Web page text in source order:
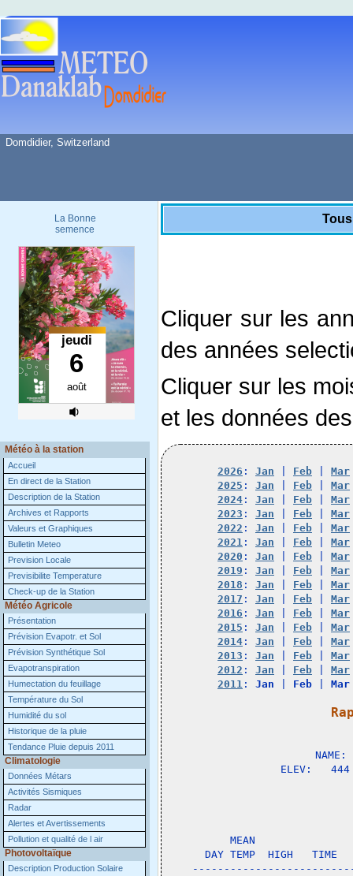
Domdidier, Switzerland
La Bonne
semence
Météo à la station
Accueil
En direct de la Station
Description de la Station
Archives et Rapports
Valeurs et Graphiques
Bulletin Meteo
Prevision Locale
Previsibilite Temperature
Check-up de la Station
Météo Agricole
Présentation
Prévision Evapotr. et Sol
Prévision Synthétique Sol
Evapotranspiration
Humectation du feuillage
Température du Sol
Humidité du sol
Historique de la pluie
Tendance Pluie depuis 2011
Climatologie
Données Métars
Activités Sismiques
Radar
Alertes et Avertissements
Pollution et qualité de l air
Photovoltaïque
Description Production Solaire
Cliquer sur les
des années
Cliquer sur les
et les données
2026 : Jan Feb Mar
2025 : Jan Feb Mar
2024 : Jan Feb Mar
2023 : Jan Feb Mar
2022 : Jan Feb Mar
2021 : Jan Feb Mar
2020 : Jan Feb Mar
2019 : Jan Feb Mar
2018 : Jan Feb Mar
2017 : Jan Feb Mar
2016 : Jan Feb Mar
2015 : Jan Feb Mar
2014 : Jan Feb Mar
2013 : Jan Feb Mar
2012 : Jan Feb Mar
2011 : Jan Feb Mar
ELEV:
MEAN
DAY TEMP  HIGH   TIME